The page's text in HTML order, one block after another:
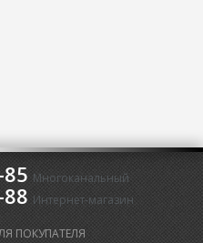
Многоканальный
Интернет-магазин
ПОКУПАТЕЛЯ